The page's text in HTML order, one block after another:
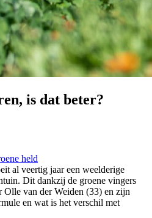
is dat beter?
held
al veertig jaar een weelderige
Dit dankzij de groene vingers
van der Weiden (33) en zijn
en wat is het verschil met